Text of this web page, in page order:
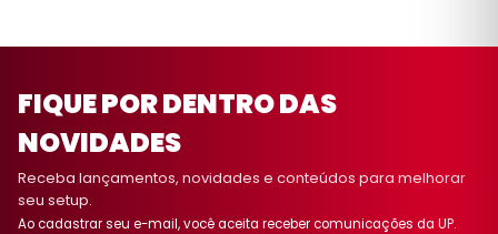
FIQUE POR DENTRO DAS
NOVIDADES
Receba lançamentos, novidades e conteúdos para melhorar
seu setup.
Ao cadastrar seu e-mail, você aceita receber comunicações da UP.